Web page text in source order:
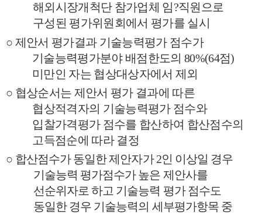
해외시장개척단 참가업체 임?직원으로
구성된 평가위원회에서 평가를 실시
○ 제안서 평가결과 기술능력평가 점수가
기술능력평가분야 배점한도의80%(64점)
미만인 자는 협상대상자에서 제외
○ 협상순서는 제안서 평가 결과에 따른
협상적격자의 기술능력평가 점수와
입찰가격평가 점수를 합산하여 합산점수의
고득점순에 따라 결정
○ 합산점수가 동일한 제안자가2인 이상일 경우
기술능력 평가점수가 높은 제안사를
선순위자로 하고 기술능력 평가 점수도
동일한 경우 기술능력의 세부평가항목 중